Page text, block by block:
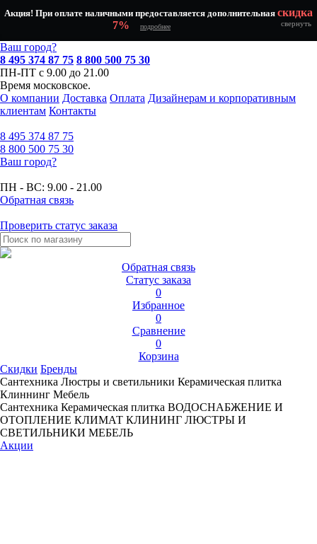
Акция! При оплате наличными предоставляется дополнительная скидка
7%
подробнее свернуть
Ваш город?
8 495 374 87 75 8 800 500 75 30
ПН-ПТ с 9.00 до 21.00
Время московское.
О компании Доставка Оплата Дизайнерам и корпоративным
клиентам Контакты
8 495 374 87 75
8 800 500 75 30
Ваш город?
ПН - ВС: 9.00 - 21.00
Обратная связь
Проверить статус заказа
Обратная связь
Статус заказа
0
Избранное
0
Сравнение
0
Корзина
Скидки Бренды
Сантехника Люстры и светильники Керамическая плитка
Клиннинг Мебель
Сантехника Керамическая плитка ВОДОСНАБЖЕНИЕ И
ОТОПЛЕНИЕ КЛИМАТ КЛИНИНГ ЛЮСТРЫ И
СВЕТИЛЬНИКИ МЕБЕЛЬ
Акции